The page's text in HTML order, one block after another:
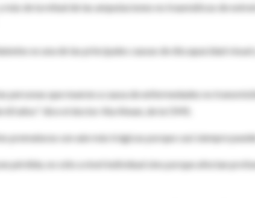
más de la mitad de las amputaciones no traumáticas de
es una de las principales causas de discapacidad
personas que mueren a causa de enfermedades no
60 años" dice el doctor Ala Alwan, de la OMS.
prematuras son aún más trágicas porque casi siempre
pérdida, no sólo a nivel individual sino porque afectan